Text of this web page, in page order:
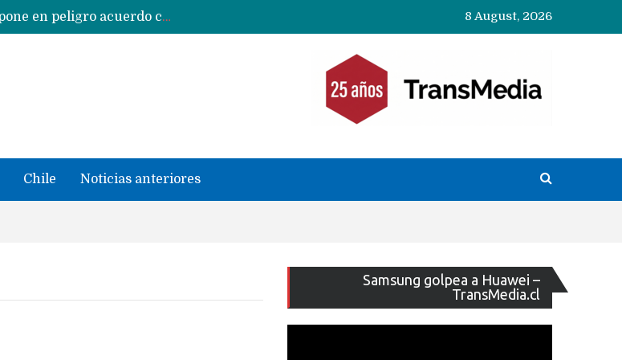
Reestructuración de fondo en área IA de Google pone en peligro acuerdo con Apple y salvataje de Siri
CXMT le dice NO a la venta de sus memorias a Apple y dará prioridad a Huawei y Xiaomi
8 August, 2026
Chile Noticias anteriores
Samsung golpea a Huawei –
TransMedia.cl
de
vídeo